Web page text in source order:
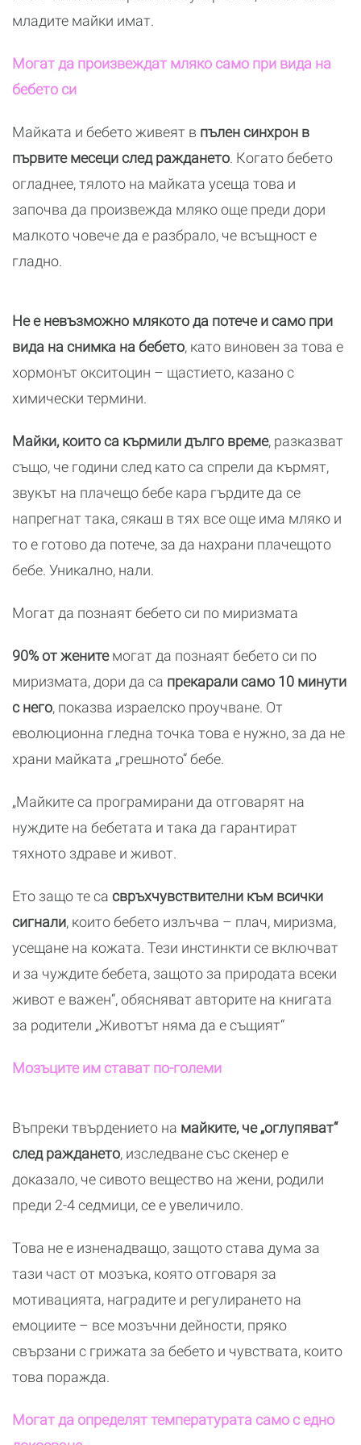
младите майки имат.
Могат да произвеждат мляко само при вида на
бебето си
Майката и бебето живеят в пълен синхрон в
първите месеци след раждането. Когато бебето
огладнее, тялото на майката усеща това и
започва да произвежда мляко още преди дори
малкото човече да е разбрало, че всъщност е
гладно.
Не е невъзможно млякото да потече и само при
вида на снимка на бебето, като виновен за това е
хормонът окситоцин – щастието, казано с
химически термини.
Майки, които са кърмили дълго време, разказват
също, че години след като са спрели да кърмят,
звукът на плачещо бебе кара гърдите да се
напрегнат така, сякаш в тях все още има мляко и
то е готово да потече, за да нахрани плачещото
бебе. Уникално, нали.
Могат да познаят бебето си по миризмата
90% от женитемогат да познаят бебето си по
миризмата, дори да са прекарали само 10 минути
с него, показва израелско проучване. От
еволюционна гледна точка това е нужно, за да не
храни майката „грешното“ бебе.
„Майките са програмирани да отговарят на
нуждите на бебетата и така да гарантират
тяхното здраве и живот.
Ето защо те са свръхчувствителни към всички
сигнали, които бебето излъчва – плач, миризма,
усещане на кожата. Тези инстинкти се включват
и за чуждите бебета, защото за природата всеки
живот е важен“, обясняват авторите на книгата
за родители „Животът няма да е същият“
Мозъците им стават по-големи
Въпреки твърдението на майките, че „оглупяват“
след раждането, изследване със скенер е
доказало, че сивото вещество на жени, родили
преди 2-4 седмици, се е увеличило.
Това не е изненадващо, защото става дума за
тази част от мозъка, която отговаря за
мотивацията, наградите и регулирането на
емоциите – все мозъчни дейности, пряко
свързани с грижата за бебето и чувствата, които
това поражда.
Могат да определят температурата само с едно